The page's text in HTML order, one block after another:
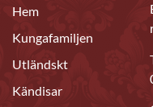
Hem
Kungafamiljen
Utländskt
Kändisar